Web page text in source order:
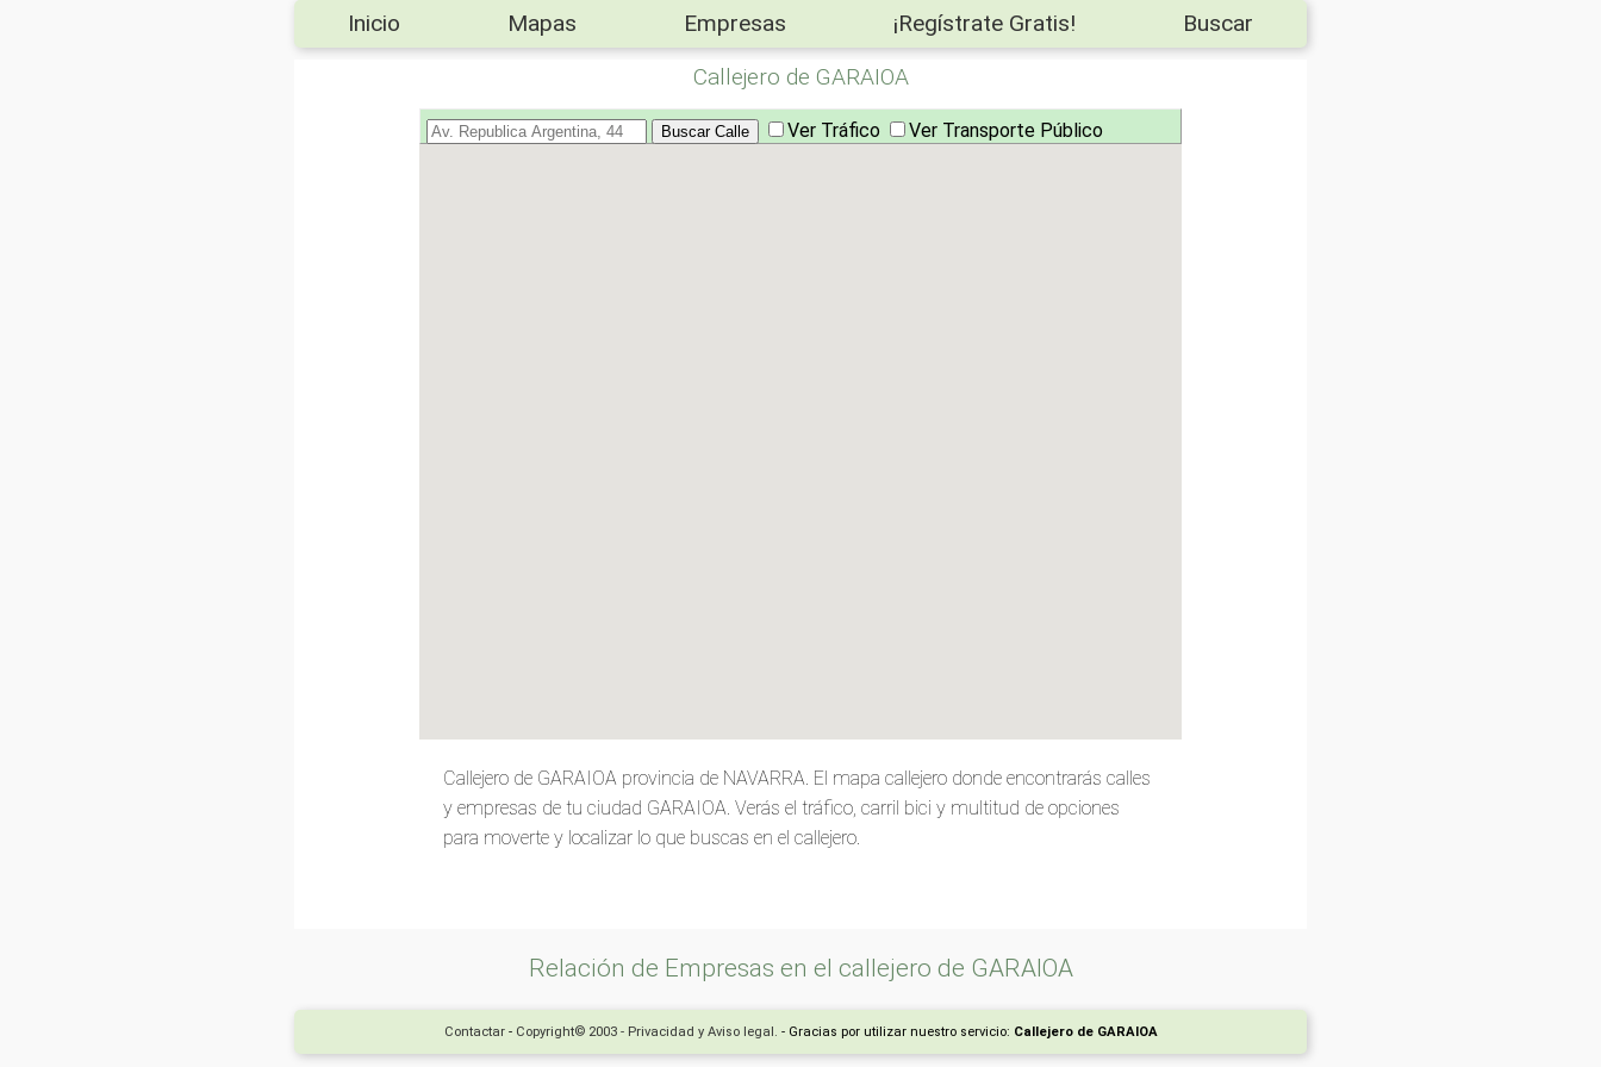
Inicio Mapas Empresas ¡Regístrate Gratis!
Buscar
Callejero de GARAIOA
Ver Tráfico Ver Transporte Público
Callejero de GARAIOA provincia de NAVARRA. El mapa callejero donde encontrarás calles
y empresas de tu ciudad GARAIOA. Verás el tráfico, carril bici y multitud de opciones
para moverte y localizar lo que buscas en el callejero.
Relación de Empresas en el callejero de GARAIOA
Contactar- Copyright© 2003 - Privacidad y Aviso legal. - Gracias por utilizar nuestro servicio: Callejero de GARAIOA